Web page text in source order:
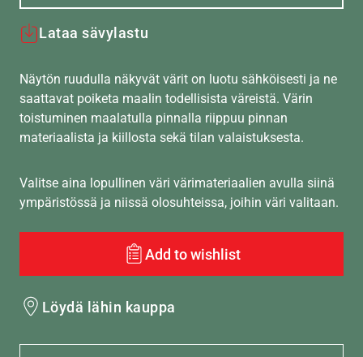
Lataa sävylastu
Näytön ruudulla näkyvät värit on luotu sähköisesti ja ne
saattavat poiketa maalin todellisista väreistä. Värin
toistuminen maalatulla pinnalla riippuu pinnan
materiaalista ja kiillosta sekä tilan valaistuksesta.
Valitse aina lopullinen väri värimateriaalien avulla siinä
ympäristössä ja niissä olosuhteissa, joihin väri valitaan.
Add to wishlist
Löydä lähin kauppa